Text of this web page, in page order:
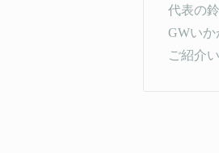
代表の
GWい
ご紹介